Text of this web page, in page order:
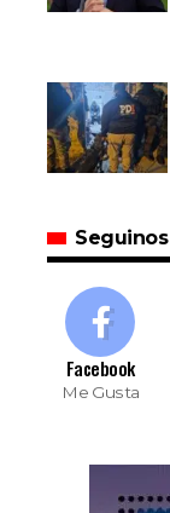
Seguinos
Facebook
Me Gusta